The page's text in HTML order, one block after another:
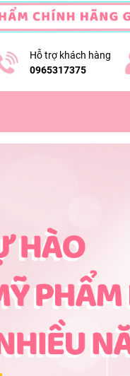
Hỗ trợ khách hàng
0965317375